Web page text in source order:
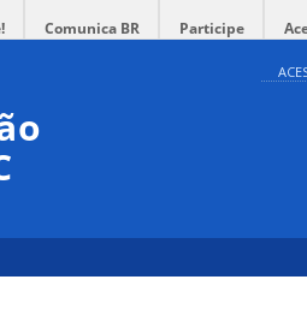
Comunica BR Participe